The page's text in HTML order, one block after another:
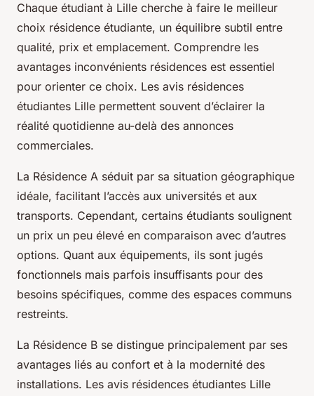
Chaque étudiant à Lille cherche à faire le meilleur
choix résidence étudiante, un équilibre subtil entre
qualité, prix et emplacement. Comprendre les
avantages inconvénients résidences est essentiel
pour orienter ce choix. Les avis résidences
étudiantes Lille permettent souvent d’éclairer la
réalité quotidienne au-delà des annonces
commerciales.
La Résidence A séduit par sa situation géographique
idéale, facilitant l’accès aux universités et aux
transports. Cependant, certains étudiants soulignent
un prix un peu élevé en comparaison avec d’autres
options. Quant aux équipements, ils sont jugés
fonctionnels mais parfois insuffisants pour des
besoins spécifiques, comme des espaces communs
restreints.
La Résidence B se distingue principalement par ses
avantages liés au confort et à la modernité des
installations. Les avis résidences étudiantes Lille